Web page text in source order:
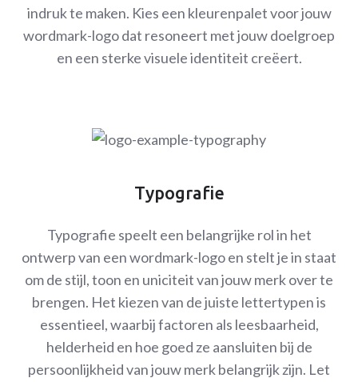
indruk te maken. Kies een kleurenpalet voor jouw
wordmark-logo dat resoneert met jouw doelgroep
en een sterke visuele identiteit creëert.
Typografie
Typografie speelt een belangrijke rol in het
ontwerp van een wordmark-logo en stelt je in staat
om de stijl, toon en uniciteit van jouw merk over te
brengen. Het kiezen van de juiste lettertypen is
essentieel, waarbij factoren als leesbaarheid,
helderheid en hoe goed ze aansluiten bij de
persoonlijkheid van jouw merk belangrijk zijn. Let